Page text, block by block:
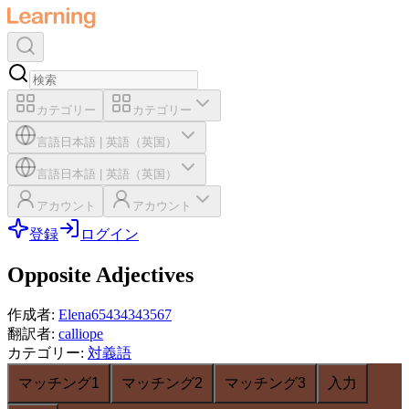
カテゴリー カテゴリー
言語 日本語 英語（英国）
言語 日本語 英語（英国）
アカウント アカウント
登録 ログイン
Opposite Adjectives
作成者: Elena65434343567
翻訳者: calliope
カテゴリー: 対義語
マッチング1
マッチング2 マッチング3 入力